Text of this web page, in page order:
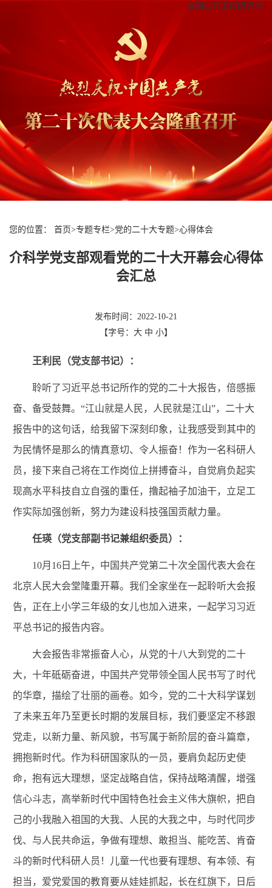
返回过程工程研究所
您的位置： 首页>专题专栏>党的二十大专题>心得体会
介科学党支部观看党的二十大开幕会心得体
会汇总
发布时间：2022-10-21
【字号： 大 中 小】
王利民（党支部书记）：
聆听了习近平总书记所作的党的二十大报告，倍感振
奋、备受鼓舞。“江山就是人民，人民就是江山”，二十大
报告中的这句话，给我留下深刻印象，让我感受到其中的
为民情怀是那么的情真意切、令人振奋！作为一名科研人
员，接下来自己将在工作岗位上拼搏奋斗，自觉肩负起实
现高水平科技自立自强的重任，撸起袖子加油干，立足工
作实际加强创新，努力为建设科技强国贡献力量。
任瑛（党支部副书记兼组织委员） ：
10月16日上午， 中国共产党第二十次全国代表大会在
北京人民大会堂隆重开幕。 我们全家坐在一起聆听大会报
告，正在上小学三年级的女儿也加入进来，一起学习习近
平总书记的报告内容。
大会报告非常振奋人心，从党的十八大到党的二十
大，十年砥砺奋进，中国共产党带领全国人民书写了时代
的华章，描绘了壮丽的画卷。如今，党的二十大科学谋划
了未来五年乃至更长时期的发展目标， 我们要坚定不移跟
党走，以新力量、新风貌，书写属于新阶层的奋斗篇章，
拥抱新时代。 作为科研国家队的一员， 要肩负起历史使
命，抱有远大理想，坚定战略自信，保持战略清醒，增强
信心斗志，高举新时代中国特色社会主义伟大旗帜，把自
己的小我融入祖国的大我、人民的大我之中，与时代同步
伐、与人民共命运，争做有理想、 敢担当、能吃苦、肯奋
斗的新时代科研人员 ！ 儿童一代也要有理想、有本领、有
担当， 爱党爱国的教育要从娃娃抓起，长在红旗下，日后